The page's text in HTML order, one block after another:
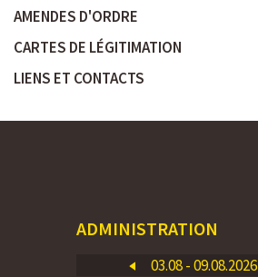
AMENDES D'ORDRE
CARTES DE LÉGITIMATION
LIENS ET CONTACTS
ADMINISTRATION
03.08 - 09.08.2026